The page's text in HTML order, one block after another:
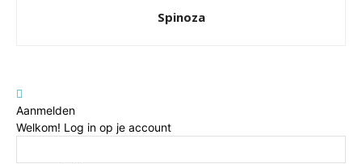
Spinoza
Aanmelden
Welkom! Log in op je account